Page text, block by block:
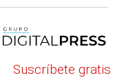
Suscríbete gratis